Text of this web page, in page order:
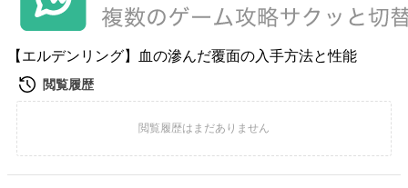
【エルデンリング】血の滲んだ覆面の入手方法と性能